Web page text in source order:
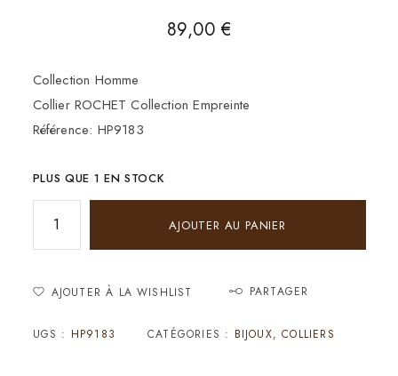
89,00€
Collection Homme
Collier ROCHET Collection Empreinte
Référence: HP9183
PLUS QUE 1 EN STOCK
AJOUTER AU PANIER
AJOUTER À LA WISHLIST PARTAGER
UGS : HP9183 CATÉGORIES : BIJOUX,COLLIERS